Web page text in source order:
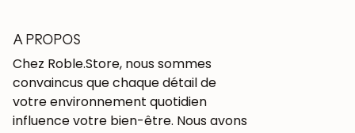
A PROPOS
Chez Roble.Store, nous sommes
convaincus que chaque détail de
votre environnement quotidien
influence votre bien-être. Nous avons